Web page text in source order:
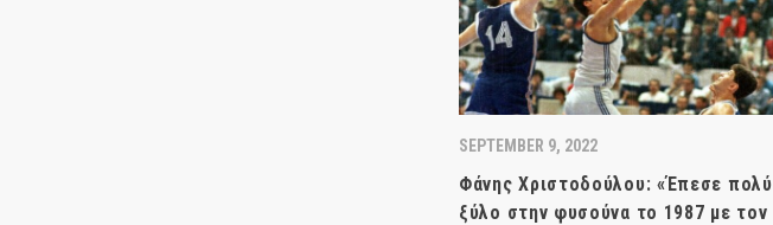
SEPTEMBER 9, 2022
Φάνης Χριστοδούλου: «Έπεσε πολύ
ξύλο στην φυσούνα το 1987 με τον